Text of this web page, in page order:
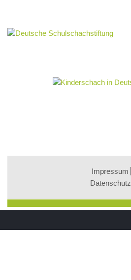
Impressum
Datenschutz